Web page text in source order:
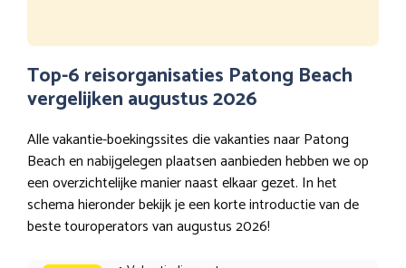
Top-6 reisorganisaties Patong Beach
vergelijken augustus 2026
Alle vakantie-boekingssites die vakanties naar Patong
Beach en nabijgelegen plaatsen aanbieden hebben we op
een overzichtelijke manier naast elkaar gezet. In het
schema hieronder bekijk je een korte introductie van de
beste touroperators van augustus 2026!